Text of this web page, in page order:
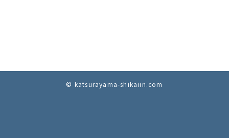
© katsurayama-shikaiin.com